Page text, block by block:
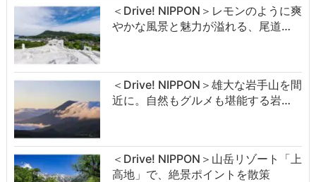
＜Drive! NIPPON＞レモンのように爽
やかな風景と魅力が溢れる、尾道…
＜Drive! NIPPON＞雄大な岩手山を間
近に。自然もグルメも堪能する岩…
＜Drive! NIPPON＞山岳リゾート「上
高地」で、絶景ポイントを散策